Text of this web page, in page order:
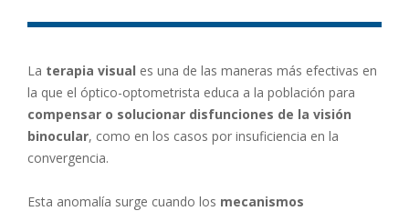
La terapia visual es una de las maneras más efectivas en
la que el óptico-optometrista educa a la población para
compensar o solucionar disfunciones de la visión
binocular, como en los casos por insuficiencia en la
convergencia.
Esta anomalía surge cuando los mecanismos